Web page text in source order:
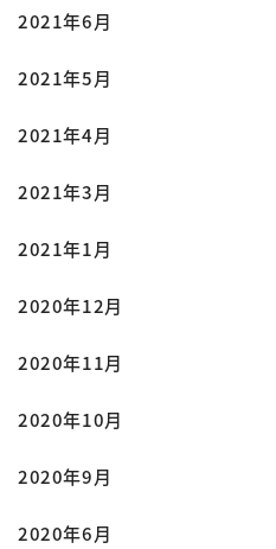
2021年6月
2021年5月
2021年4月
2021年3月
2021年1月
2020年12月
2020年11月
2020年10月
2020年9月
2020年6月